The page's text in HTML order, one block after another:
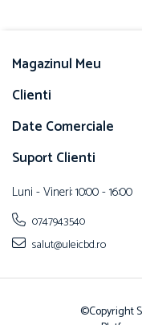
Magazinul Meu
Clienti
Date Comerciale
Suport Clienti
Luni - Vineri: 10:00 - 16:00
0747943540
salut@uleicbd.ro
©Copyright